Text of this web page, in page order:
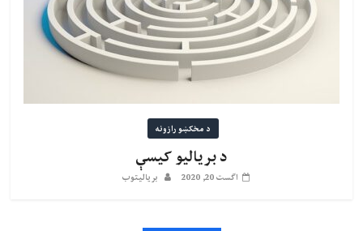
د مخکښو رازونه
د بریالیو کیسې
اگست 20, 2020 بریالیتوب